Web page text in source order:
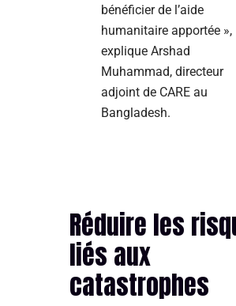
bénéficier de l’aide
humanitaire apportée »,
explique Arshad
Muhammad, directeur
adjoint de CARE au
Bangladesh.
Réduire les
liés aux
catastrophes